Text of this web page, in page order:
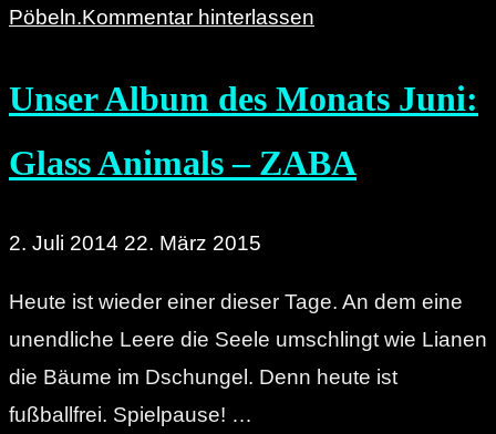
Pöbeln.Kommentar hinterlassen
Unser Album des Monats Juni:
Glass Animals – ZABA
2. Juli 2014 22. März 2015
Heute ist wieder einer dieser Tage. An dem eine
unendliche Leere die Seele umschlingt wie Lianen
die Bäume im Dschungel. Denn heute ist
fußballfrei. Spielpause! …